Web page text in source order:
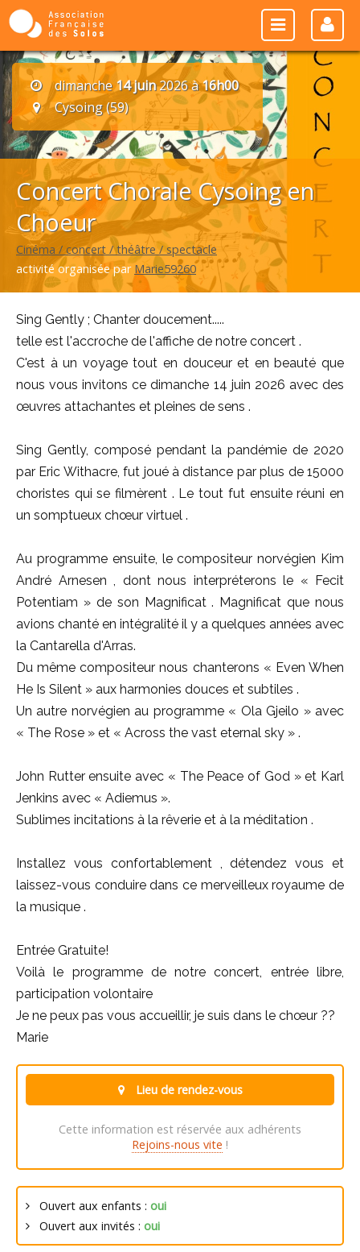
dimanche14 juin2026 à16h00
Cysoing (59)
Concert Chorale Cysoing en
Choeur
Cinéma / concert / théâtre / spectacle
activité organisée par Marie59260
Sing Gently ; Chanter doucement.....
telle est l'accroche de l'affiche de notre concert .
C'est à un voyage tout en douceur et en beauté que
nous vous invitons ce dimanche 14 juin 2026 avec des
œuvres attachantes et pleines de sens .
Sing Gently, composé pendant la pandémie de 2020
par Eric Withacre, fut joué à distance par plus de 15000
choristes qui se filmèrent . Le tout fut ensuite réuni en
un somptueux chœur virtuel .
Au programme ensuite, le compositeur norvégien Kim
André Arnesen , dont nous interpréterons le « Fecit
Potentiam » de son Magnificat . Magnificat que nous
avions chanté en intégralité il y a quelques années avec
la Cantarella d'Arras.
Du même compositeur nous chanterons « Even When
He Is Silent » aux harmonies douces et subtiles .
Un autre norvégien au programme « Ola Gjeilo » avec
« The Rose » et « Across the vast eternal sky » .
John Rutter ensuite avec « The Peace of God » et Karl
Jenkins avec « Adiemus ».
Sublimes incitations à la rêverie et à la méditation .
Installez vous confortablement , détendez vous et
laissez-vous conduire dans ce merveilleux royaume de
la musique .
Entrée Gratuite!
Voilà le programme de notre concert, entrée libre,
participation volontaire
Je ne peux pas vous accueillir, je suis dans le chœur ??
Marie
Lieu de rendez-vous
Cette information est réservée aux adhérents
Rejoins-nous vite !
Ouvert aux enfants : oui
Ouvert aux invités : oui